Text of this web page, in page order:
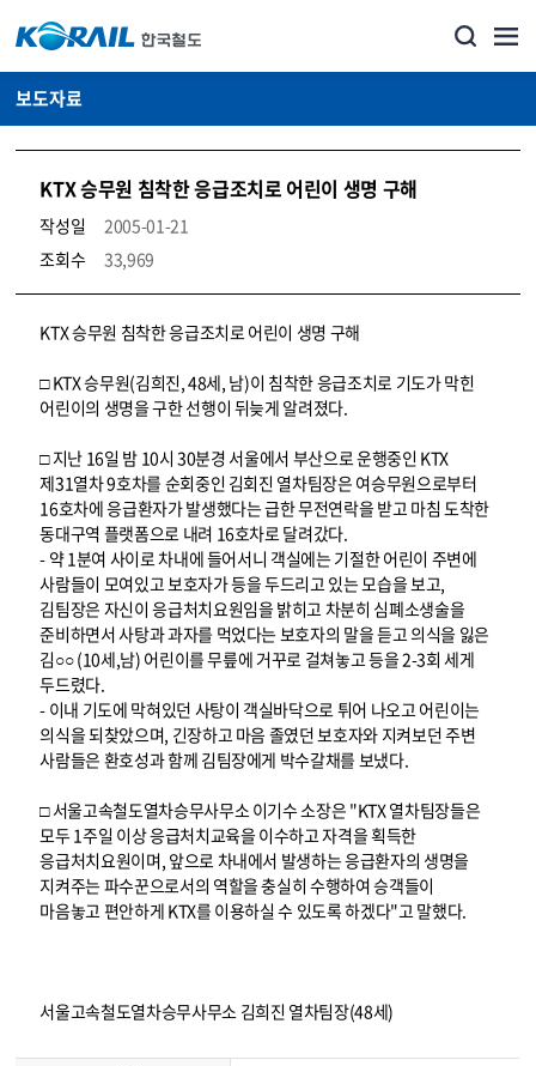
보도자료
KTX 승무원 침착한 응급조치로 어린이 생명 구해
작성일
2005-01-21
조회수
33,969
뉴스·홍보_보도자료 상세보기 – 내용, 파일, 담당자 연락처로 구성
KTX 승무원 침착한 응급조치로 어린이 생명 구해
□ KTX 승무원(김희진, 48세, 남)이 침착한 응급조치로 기도가 막힌
어린이의 생명을 구한 선행이 뒤늦게 알려졌다.
□ 지난 16일 밤 10시 30분경 서울에서 부산으로 운행중인 KTX
제31열차 9호차를 순회중인 김회진 열차팀장은 여승무원으로부터
16호차에 응급환자가 발생했다는 급한 무전연락을 받고 마침 도착한
동대구역 플랫폼으로 내려 16호차로 달려갔다.
- 약 1분여 사이로 차내에 들어서니 객실에는 기절한 어린이 주변에
사람들이 모여있고 보호자가 등을 두드리고 있는 모습을 보고,
김팀장은 자신이 응급처치요원임을 밝히고 차분히 심폐소생술을
준비하면서 사탕과 과자를 먹었다는 보호자의 말을 듣고 의식을 잃은
김○○ (10세,남) 어린이를 무릎에 거꾸로 걸쳐놓고 등을 2-3회 세게
두드렸다.
- 이내 기도에 막혀있던 사탕이 객실바닥으로 튀어 나오고 어린이는
의식을 되찾았으며, 긴장하고 마음 졸였던 보호자와 지켜보던 주변
사람들은 환호성과 함께 김팀장에게 박수갈채를 보냈다.
□ 서울고속철도열차승무사무소 이기수 소장은 "KTX 열차팀장들은
모두 1주일 이상 응급처치교육을 이수하고 자격을 획득한
응급처치요원이며, 앞으로 차내에서 발생하는 응급환자의 생명을
지켜주는 파수꾼으로서의 역할을 충실히 수행하여 승객들이
마음놓고 편안하게 KTX를 이용하실 수 있도록 하겠다"고 말했다.
서울고속철도열차승무사무소 김희진 열차팀장(48세)